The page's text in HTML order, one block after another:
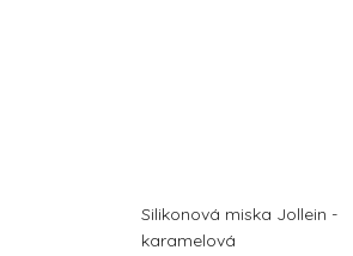
Silikonová miska Jollein -
karamelová